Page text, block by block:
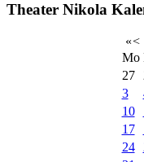
Theater Nikola
«<
Mo
27
3
10
17
24